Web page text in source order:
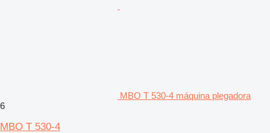
MBO T 530-4 máquina plegadora
6
MBO T 530-4